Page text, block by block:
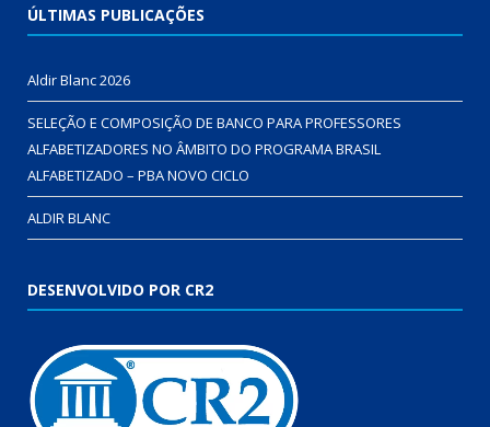
ÚLTIMAS PUBLICAÇÕES
Aldir Blanc 2026
SELEÇÃO E COMPOSIÇÃO DE BANCO PARA PROFESSORES
ALFABETIZADORES NO ÂMBITO DO PROGRAMA BRASIL
ALFABETIZADO – PBA NOVO CICLO
ALDIR BLANC
DESENVOLVIDO POR CR2